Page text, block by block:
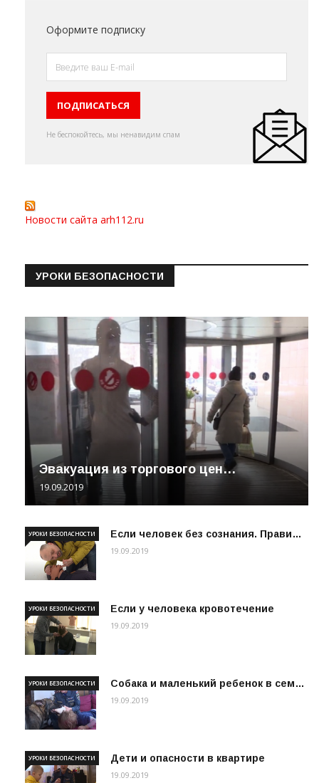
Оформите подписку
Не беспокойтесь, мы ненавидим спам
Новости сайта arh112.ru
УРОКИ БЕЗОПАСНОСТИ
Эвакуация из торгового цен…
19.09.2019
Если человек без сознания. Прави…
УРОКИ БЕЗОПАСНОСТИ
19.09.2019
Если у человека кровотечение
УРОКИ БЕЗОПАСНОСТИ
19.09.2019
Собака и маленький ребенок в сем…
УРОКИ БЕЗОПАСНОСТИ
19.09.2019
Дети и опасности в квартире
УРОКИ БЕЗОПАСНОСТИ
19.09.2019